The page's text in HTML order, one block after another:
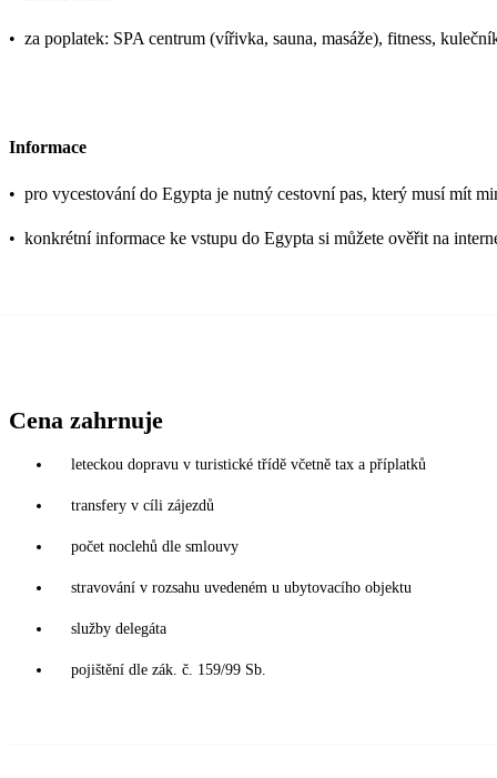
• za poplatek: SPA centrum (vířivka, sauna, masáže), fitness,
Informace
• pro vycestování do Egypta je nutný cestovní pas, který musí mít
• konkrétní informace ke vstupu do Egypta si můžete ověřit na
Cena zahrnuje
leteckou dopravu v turistické třídě včetně tax a příplatků
transfery v cíli zájezdů
počet noclehů dle smlouvy
stravování v rozsahu uvedeném u ubytovacího objektu
služby delegáta
pojištění dle zák. č. 159/99 Sb.